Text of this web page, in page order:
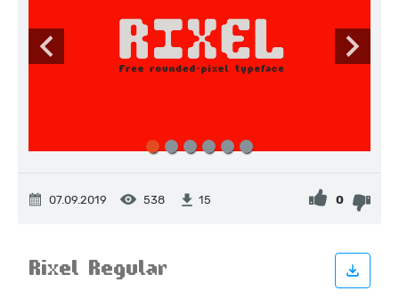
07.09.2019 538 15 0